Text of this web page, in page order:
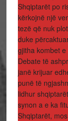
Shqiptarët po
kërkojnë një
tezë që nuk
duke
gjitha kombet
Debate të
janë krijuar
punë të
lidhur
synon a e ka
Shqiptarët,